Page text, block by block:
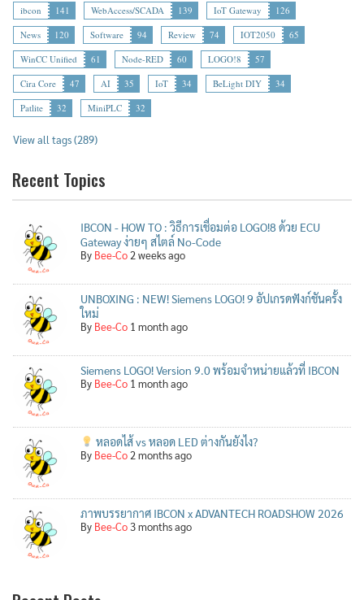
ibcon
141 WebAccess/SCADA 139 IoT Gateway
126
News
120 Software 94 Review 74 IOT2050
65
WinCC Unified
61 Node-RED 60 LOGO!8
57
Cira Core
47 AI 35 IoT 34 BeLight DIY
34
Patlite
32 MiniPLC 32
View all tags (289)
Recent Topics
IBCON - HOW TO : วิธีการเชื่อมต่อ LOGO!8 ด้วย ECU
Gateway ง่ายๆ สไตล์ No-Code
By Bee-Co2 weeks ago
UNBOXING : NEW! Siemens LOGO! 9 อัปเกรดฟังก์ชันครั้ง
ใหม่
By Bee-Co 1 month ago
Siemens LOGO! Version 9.0 พร้อมจำหน่ายแล้วที่ IBCON
By Bee-Co 1 month ago
หลอดไส้ vs หลอด LED ต่างกันยังไง?
By Bee-Co2 months ago
ภาพบรรยากาศ IBCON x ADVANTECH ROADSHOW 2026
By Bee-Co3 months ago